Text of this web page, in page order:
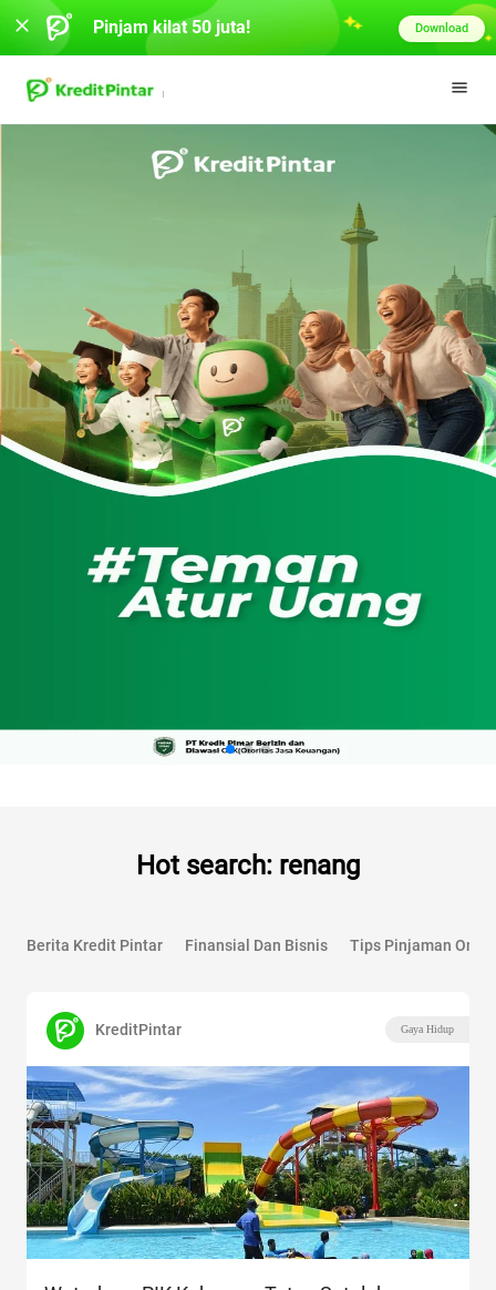
Hot search: renang
Berita Kredit Pintar Finansial Dan Bisnis Tips Pinjaman
KreditPintar Gaya Hidup
Pinjam kilat 50 juta! Download